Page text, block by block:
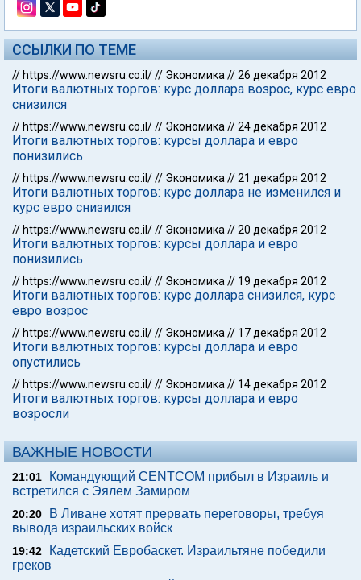
ССЫЛКИ ПО ТЕМЕ
// https://www.newsru.co.il/// Экономика //26 декабря 2012
Итоги валютных торгов: курс доллара возрос, курс евро
снизился
// https://www.newsru.co.il/// Экономика //24 декабря 2012
Итоги валютных торгов: курсы доллара и евро
понизились
// https://www.newsru.co.il/// Экономика //21 декабря 2012
Итоги валютных торгов: курс доллара не изменился и
курс евро снизился
// https://www.newsru.co.il/// Экономика //20 декабря 2012
Итоги валютных торгов: курсы доллара и евро
понизились
// https://www.newsru.co.il/// Экономика // 19 декабря 2012
Итоги валютных торгов: курс доллара снизился, курс
евро возрос
// https://www.newsru.co.il/// Экономика // 17 декабря 2012
Итоги валютных торгов: курсы доллара и евро
опустились
// https://www.newsru.co.il/// Экономика // 14 декабря 2012
Итоги валютных торгов: курсы доллара и евро
возросли
ВАЖНЫЕ НОВОСТИ
21:01
Командующий CENTCOM прибыл в Израиль и
встретился с Эялем Замиром
20:20
В Ливане хотят прервать переговоры, требуя
вывода израильских войск
19:42
Кадетский Евробаскет. Израильтяне победили
греков